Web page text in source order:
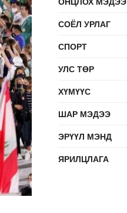
СОЁЛ УРЛАГ
СПОРТ
УЛС ТӨР
ХҮМҮҮС
ШАР МЭДЭЭ
ЭРҮҮЛ МЭНД
ЯРИЛЦЛАГА